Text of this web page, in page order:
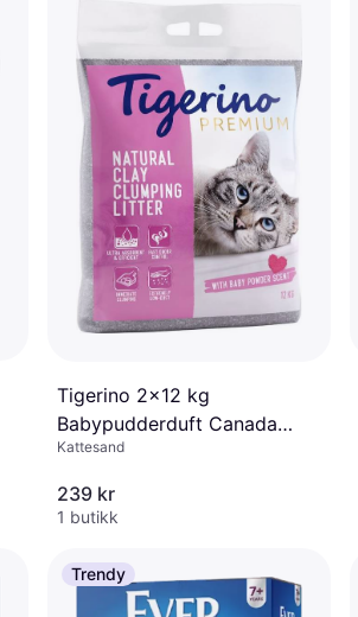
Tigerino 2x12 kg
Babypudderduft Canada
Style
Kattesand
239 kr
1 butikk
Trendy